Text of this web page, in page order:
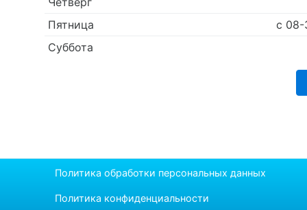
Пятница
с 08-
Суббота
Политика обработки персональных данных
Политика конфиденциальности